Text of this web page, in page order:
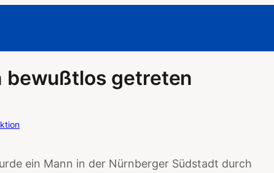
bewußtlos getreten
ein Mann in der Nürnberger Südstadt durch